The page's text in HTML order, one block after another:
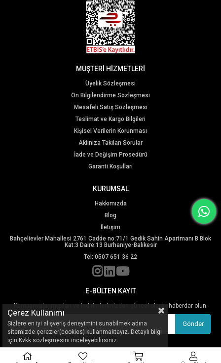
MÜŞTERİ HİZMETLERİ
Üyelik Sözleşmesi
Ön Bilgilendirme Sözleşmesi
Mesafeli Satış Sözleşmesi
Teslimat ve Kargo Bilgileri
Kişisel Verilerin Korunması
Aklınıza Takılan Sorular
İade ve Değişim Prosedürü
Garanti Koşulları
KURUMSAL
Hakkımızda
Blog
İletişim
Bahçelievler Mahallesi 2761 Cadde no:71/1 Gedik Sahin Apartmanı B Blok
Kat:3 Daire:13 Burhaniye-Balıkesir
Tel: 0507 651 36 22
E-BÜLTEN KAYIT
Kampanyalarımızdan ve indirimlerimizden güncel olarak haberdar olun.
Gönder
Çerez Kullanımı
Sizlere en iyi alışveriş deneyimini sunabilmek adına
sitemizde çerezler(cookies) kullanmaktayız. Detaylı bilgi
için Kvkk sözleşmesini inceleyebilirsiniz.